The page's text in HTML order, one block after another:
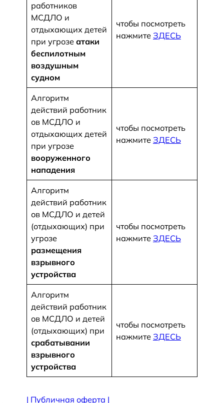
работников
МСДЛО и
отдыхающих детей
при угрозе атаки
беспилотным
воздушным
судном
чтобы посмотреть
нажмите ЗДЕСЬ
Алгоритм
действий работник
ов МСДЛО и
отдыхающих детей
при угрозе
вооруженного
нападения
чтобы посмотреть
нажмите ЗДЕСЬ
Алгоритм
действий работник
ов МСДЛО и детей
(отдыхающих) при
угрозе
размещения
взрывного
устройства
чтобы посмотреть
нажмите ЗДЕСЬ
Алгоритм
действий работник
ов МСДЛО и детей
(отдыхающих) при
срабатывании
взрывного
устройства
чтобы посмотреть
нажмите ЗДЕСЬ
| Публичная оферта |